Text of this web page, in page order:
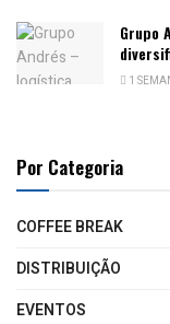
Grupo
1
Por Categoria
COFFEE BREAK
DISTRIBUIÇÃO
EVENTOS